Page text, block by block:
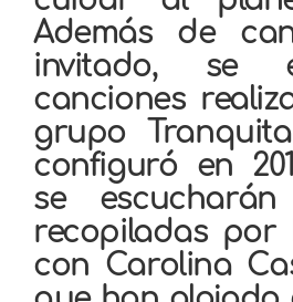
Además de
invitado, se
canciones
grupo
configuró en
se escucharán
recopiladas por
con Carolina